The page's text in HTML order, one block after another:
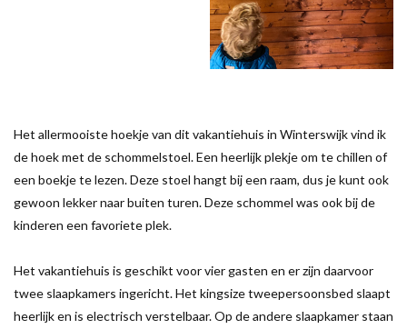
Het allermooiste hoekje van dit vakantiehuis in Winterswijk vind ik
de hoek met de schommelstoel. Een heerlijk plekje om te chillen of
een boekje te lezen. Deze stoel hangt bij een raam, dus je kunt ook
gewoon lekker naar buiten turen. Deze schommel was ook bij de
kinderen een favoriete plek.
Het vakantiehuis is geschikt voor vier gasten en er zijn daarvoor
twee slaapkamers ingericht. Het kingsize tweepersoonsbed slaapt
heerlijk en is electrisch verstelbaar. Op de andere slaapkamer staan